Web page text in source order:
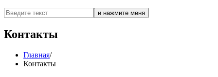
Контакты
Главная/
Контакты